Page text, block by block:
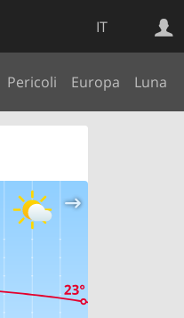
IT
Pericoli Europa Luna